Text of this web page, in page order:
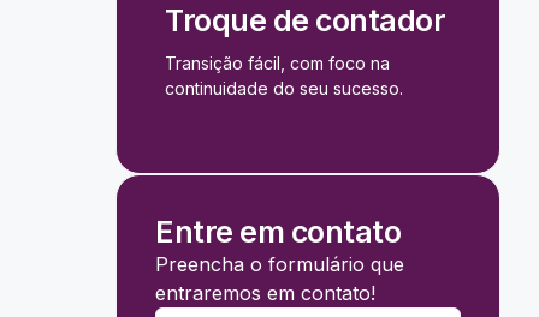
Troque de contador
Transição fácil, com foco na
continuidade do seu sucesso.
Entre em contato
Preencha o formulário que
entraremos em contato!